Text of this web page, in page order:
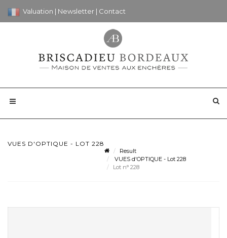
Valuation | Newsletter | Contact
VUES D'OPTIQUE - LOT 228
Result
VUES d'OPTIQUE - Lot 228
Lot n° 228